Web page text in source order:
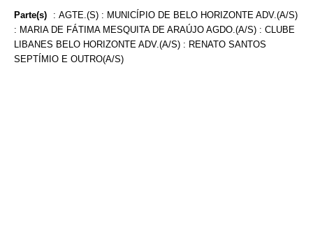
Parte(s) : AGTE.(S) : MUNICÍPIO DE BELO HORIZONTE ADV.(A/S)
: MARIA DE FÁTIMA MESQUITA DE ARAÚJO AGDO.(A/S) : CLUBE
LIBANES BELO HORIZONTE ADV.(A/S) : RENATO SANTOS
SEPTÍMIO E OUTRO(A/S)